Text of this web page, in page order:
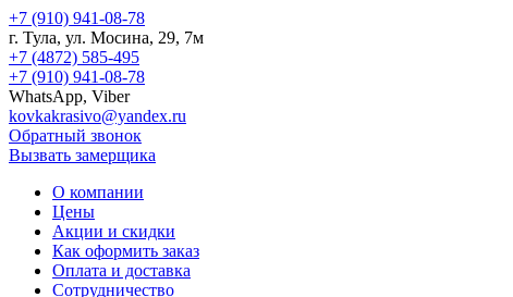
+7 (910) 941-08-78
г. Тула, ул. Мосина, 29, 7м
+7 (4872) 585-495
+7 (910) 941-08-78
WhatsApp, Viber
kovkakrasivo@yandex.ru
Обратный звонок
Вызвать замерщика
О компании
Цены
Акции и скидки
Как оформить заказ
Оплата и доставка
Сотрудничество